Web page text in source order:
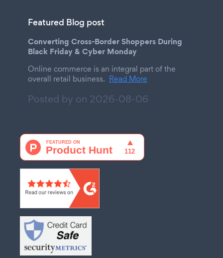
Featured Blog post
Converting Cross-Border Shoppers During
Black Friday & Cyber Monday
Online commerce is an integral part of the
overall retail business. Read More
Posted by on 2026-08-06